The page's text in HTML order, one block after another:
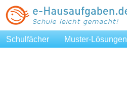
Schulfächer Muster-Lösungen